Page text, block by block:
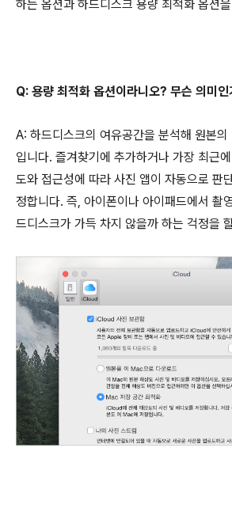
하는 옵션과 하드디스크 용량 최적화 옵션
Q: 용량 최적화 옵션이라니오? 무슨 의미인
A: 하드디스크의 여유공간을 분석해 원본의
입니다. 즐겨찾기에 추가하거나 가장 최근
도와 접근성에 따라 사진 앱이 자동으로 판
정합니다. 즉, 아이폰이나 아이패드에서 촬
드디스크가 가득 차지 않을까 하는 걱정을